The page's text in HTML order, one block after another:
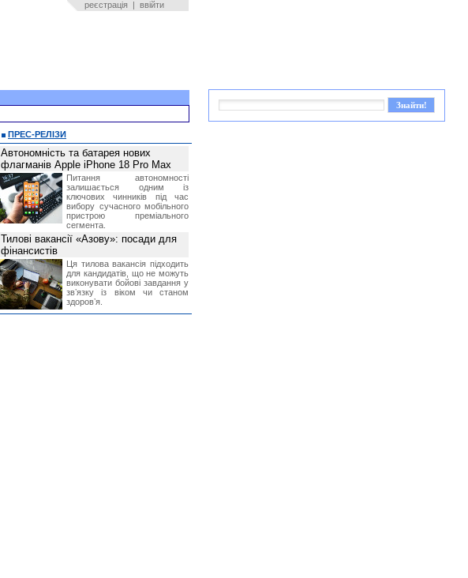
реєстрація | ввійти
ПРЕС-РЕЛІЗИ
Автономність та батарея нових
флагманів Apple iPhone 18 Pro Max
Питання автономності
залишається одним із
ключових чинників під час
вибору сучасного мобільного
пристрою преміального
сегмента.
Тилові вакансії «Азову»: посади для
фінансистів
Ця тилова вакансія підходить
для кандидатів, що не можуть
виконувати бойові завдання у
звʼязку із віком чи станом
здоровʼя.